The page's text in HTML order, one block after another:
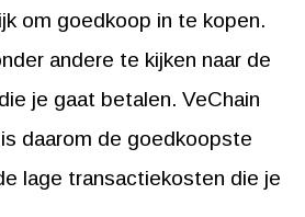
om goedkoop in te kopen.
andere te kijken naar de
je gaat betalen. VeChain
daarom de goedkoopste
lage transactiekosten die je